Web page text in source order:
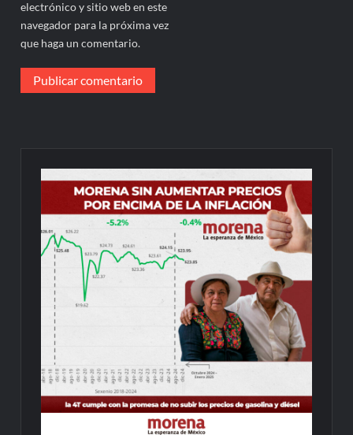
electrónico y sitio web en este
navegador para la próxima vez
que haga un comentario.